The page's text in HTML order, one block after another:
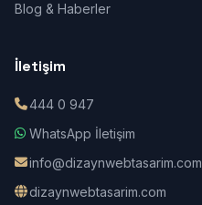
Blog & Haberler
İletişim
444 0 947
WhatsApp İletişim
info@dizaynwebtasarim.com
dizaynwebtasarim.com